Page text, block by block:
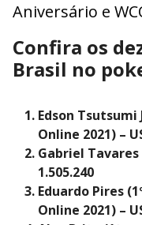
Aniversário e
Confira os
Brasil no
Edson Tsutsumi
Online 2021) –
Gabriel Tavares
1.505.240
Eduardo Pires
Online 2021) –